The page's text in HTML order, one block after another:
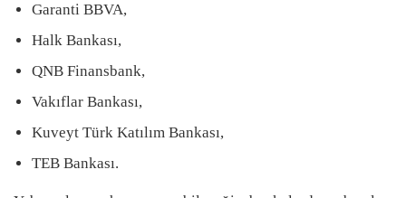
Garanti BBVA,
Halk Bankası,
QNB Finansbank,
Vakıflar Bankası,
Kuveyt Türk Katılım Bankası,
TEB Bankası.